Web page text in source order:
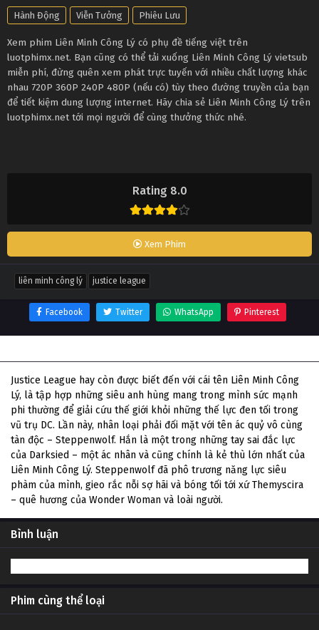
Rating 8.0
Xem Phim
Hành Động Viễn Tưởng Phiêu Lưu
Xem phim Liên Minh Công Lý có phụ đề tiếng việt trên
luotphimx.net. Bạn cũng có thể tải xuống Liên Minh Công Lý vietsub
miễn phí, đừng quên xem phát trực tuyến với nhiều chất lượng khác
nhau 720P 360P 240P 480P (nếu có) tùy theo đường truyền của bạn
để tiết kiệm dung lượng internet. Hãy chia sẻ Liên Minh Công Lý trên
luotphimx.net tới mọi người để cùng thưởng thức nhé.
liên minh công lý justice league
Facebook Twitter WhatsApp Pinterest
Justice League hay còn được biết đến với cái tên Liên Minh Công
Lý, là tập hợp những siêu anh hùng mang trong mình sức mạnh
phi thường để giải cứu thế giới khỏi những thế lực đen tối trong
vũ trụ DC. Lần này, nhân loại phải đối mặt với tên ác quỷ vô cùng
tàn độc – Steppenwolf. Hắn là một trong những tay sai đắc lực
của Darksied – một ác nhân và cũng chính là kẻ thù lớn nhất của
Liên Minh Công Lý. Steppenwolf đã phô trương năng lực siêu
phàm của mình, gieo rắc nỗi sợ hãi và bóng tối tới xứ Themyscira
– quê hương của Wonder Woman và loài người.
Bình luận
Phim cùng thể loại